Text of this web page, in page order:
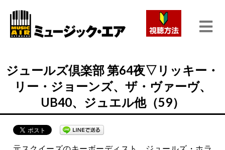
ジュールズ倶楽部 第64夜▽リッキー・
リー・ジョーンズ、ザ・ヴァーヴ、
UB40、ジュエル他（59）